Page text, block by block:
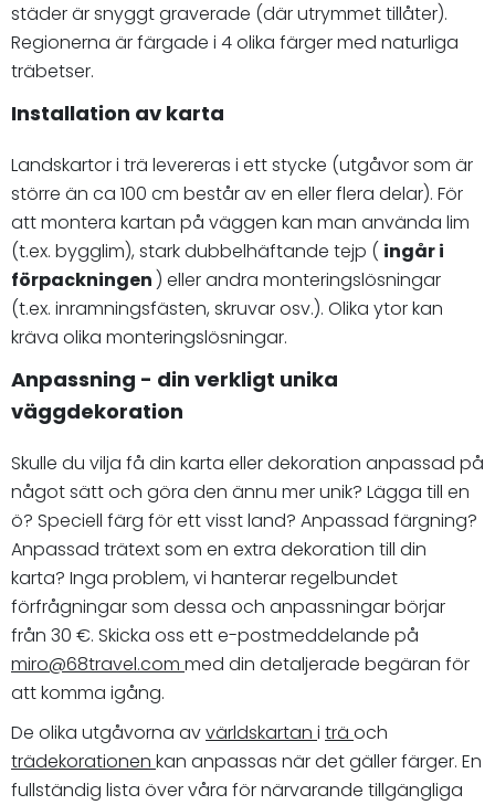
städer är snyggt graverade (där utrymmet tillåter).
Regionerna är färgade i 4 olika färger med naturliga
träbetser.
Installation av karta
Landskartor i trä levereras i ett stycke (utgåvor som är
större än ca 100 cm består av en eller flera delar). För
att montera kartan på väggen kan man använda lim
(t.ex. bygglim), stark dubbelhäftande tejp ( ingår i
förpackningen ) eller andra monteringslösningar
(t.ex. inramningsfästen, skruvar osv.). Olika ytor kan
kräva olika monteringslösningar.
Anpassning - din verkligt unika
väggdekoration
Skulle du vilja få din karta eller dekoration anpassad på
något sätt och göra den ännu mer unik? Lägga till en
ö? Speciell färg för ett visst land? Anpassad färgning?
Anpassad trätext som en extra dekoration till din
karta? Inga problem, vi hanterar regelbundet
förfrågningar som dessa och anpassningar börjar
från 30 €. Skicka oss ett e-postmeddelande på
miro@68travel.com med din detaljerade begäran för
att komma igång.
De olika utgåvorna avvärldskartan i trä och
trädekorationen kan anpassas när det gäller färger. En
fullständig lista över våra för närvarande tillgängliga